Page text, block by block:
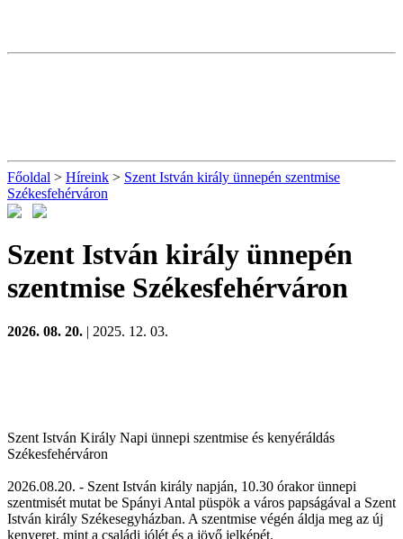
Főoldal > Híreink > Szent István király ünnepén szentmise
Székesfehérváron
Szent István király ünnepén
szentmise Székesfehérváron
2026. 08. 20. | 2025. 12. 03.
Szent István Király Napi ünnepi szentmise és kenyéráldás
Székesfehérváron
2026.08.20. - Szent István király napján, 10.30 órakor ünnepi
szentmisét mutat be Spányi Antal püspök a város papságával a Szent
István király Székesegyházban. A szentmise végén áldja meg az új
kenyeret, mint a családi jólét és a jövő jelképét.